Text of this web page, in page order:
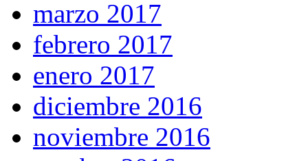
marzo 2017
febrero 2017
enero 2017
diciembre 2016
noviembre 2016